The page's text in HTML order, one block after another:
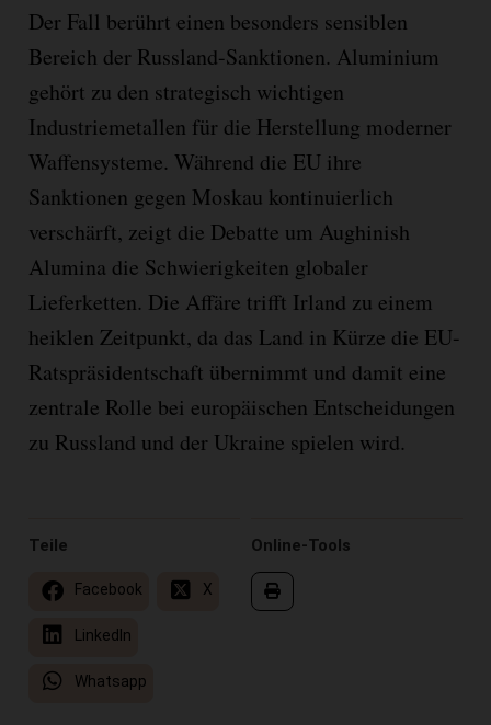
Der Fall berührt einen besonders sensiblen
Bereich der Russland-Sanktionen. Aluminium
gehört zu den strategisch wichtigen
Industriemetallen für die Herstellung moderner
Waffensysteme. Während die EU ihre
Sanktionen gegen Moskau kontinuierlich
verschärft, zeigt die Debatte um Aughinish
Alumina die Schwierigkeiten globaler
Lieferketten. Die Affäre trifft Irland zu einem
heiklen Zeitpunkt, da das Land in Kürze die EU-
Ratspräsidentschaft übernimmt und damit eine
zentrale Rolle bei europäischen Entscheidungen
zu Russland und der Ukraine spielen wird.
Online-Tools
Teile
Facebook X
LinkedIn
Whatsapp